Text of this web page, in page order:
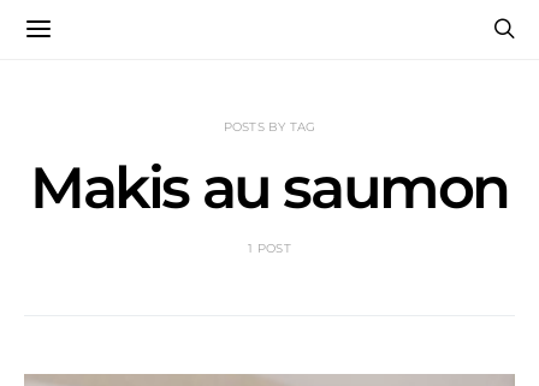
POSTS BY TAG
Makis au saumon
1 POST